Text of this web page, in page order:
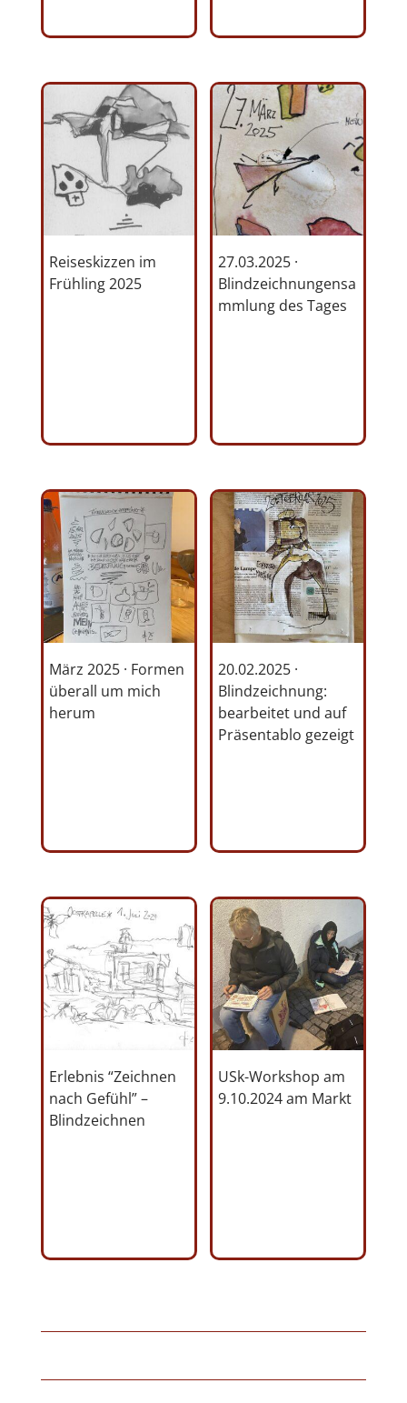
Reiseskizzen im
Frühling 2025
27.03.2025 ·
Blindzeichnungensa
mmlung des Tages
März 2025 · Formen
überall um mich
herum
20.02.2025 ·
Blindzeichnung:
bearbeitet und auf
Präsentablo gezeigt
Erlebnis “Zeichnen
nach Gefühl” –
Blindzeichnen
USk-Workshop am
9.10.2024 am Markt